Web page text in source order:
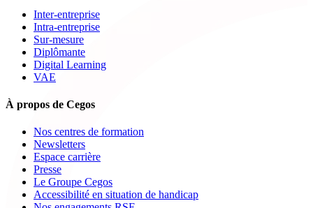
Inter-entreprise
Intra-entreprise
Sur-mesure
Diplômante
Digital Learning
VAE
À propos de Cegos
Nos centres de formation
Newsletters
Espace carrière
Presse
Le Groupe Cegos
Accessibilité en situation de handicap